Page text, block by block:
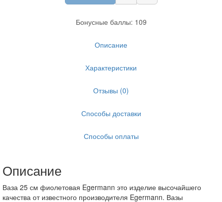
Бонусные баллы: 109
Описание
Характеристики
Отзывы (0)
Способы доставки
Способы оплаты
Описание
Ваза 25 см фиолетовая Egermann это изделие высочайшего
качества от известного производителя Egermann. Вазы